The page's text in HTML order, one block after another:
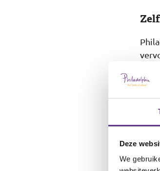
Deze
We
Is
zorg.